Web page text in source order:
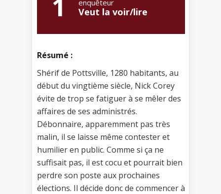
enquêteur
Veut la voir/lire
Résumé :
Shérif de Pottsville, 1280 habitants, au
début du vingtième siècle, Nick Corey
évite de trop se fatiguer à se mêler des
affaires de ses administrés.
Débonnaire, apparemment pas très
malin, il se laisse même contester et
humilier en public. Comme si ça ne
suffisait pas, il est cocu et pourrait bien
perdre son poste aux prochaines
élections. Il décide donc de commencer à